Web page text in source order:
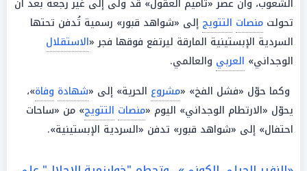
الشعوب، وأن عصر «تأميم العقول» قد ولى إلى غير رجعة بعد أن
تحولت منصات التتويج إلى «شواهد قبور» رسمية تُدفن تحتها
السردية الإبستينية المارقة ليرتفع فوقها فجر «الاستقلال
الوجداني» العربي والعالمي.
وكما حوّل «فشل الفخ» «مشروع الحرية» إلى «شهادة وفاة»،
يحوّل «الارتطام الوجداني» اليوم «منصات التتويج» من «ساحات
احتفال» إلى «شواهد قبور» تدفن «السردية الإبستينية».